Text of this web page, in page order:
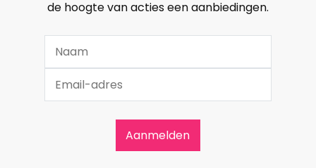
de hoogte van acties een aanbiedingen.